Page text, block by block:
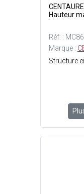
Hauteur
Réf. :
Marque :